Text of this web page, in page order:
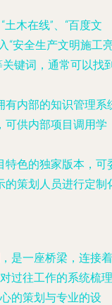
土木在线”、“百度文
“安全生产文明施工
关键词，通常可以找
有内部的知识管理系
可供内部项目调用学
特色的独家版本，可
的策划人员进行定制
是一座桥梁，连接着
过往工作的系统梳理
的策划与专业的设